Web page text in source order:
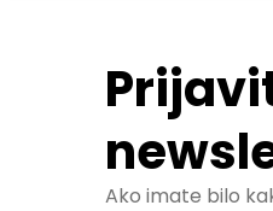
Ako imate bilo